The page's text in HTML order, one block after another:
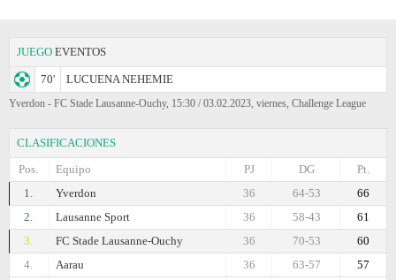
JUEGO EVENTOS
70' LUCUENA NEHEMIE
Yverdon - FC Stade Lausanne-Ouchy, 15:30 / 03.02.2023, viernes, Challenge League
CLASIFICACIONES
Pos.
Equipo Pt.
DG
PJ
1.
Yverdon 66
64-53
36
2.
Lausanne Sport 61
58-43
36
3.
FC Stade Lausanne-Ouchy 60
70-53
36
4.
Aarau 57
63-57
36